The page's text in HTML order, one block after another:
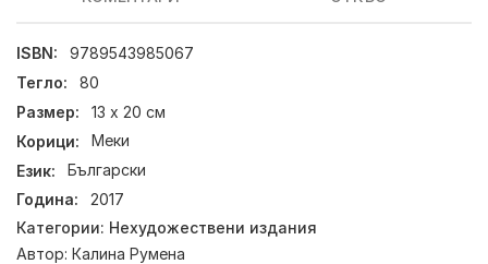
ISBN:
9789543985067
Тегло:
80
Размер:
13 х 20 см
Корици:
Меки
Език:
Български
Година:
2017
Категории: Нехудожествени издания
Автор: Калина Румена